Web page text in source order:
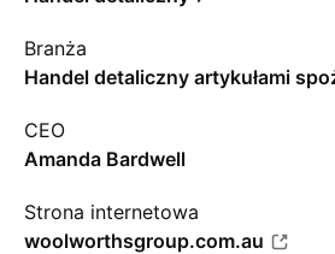
Branża
Handel detaliczny artykułami
CEO
Amanda Bardwell
Strona internetowa
woolworthsgroup.com.au